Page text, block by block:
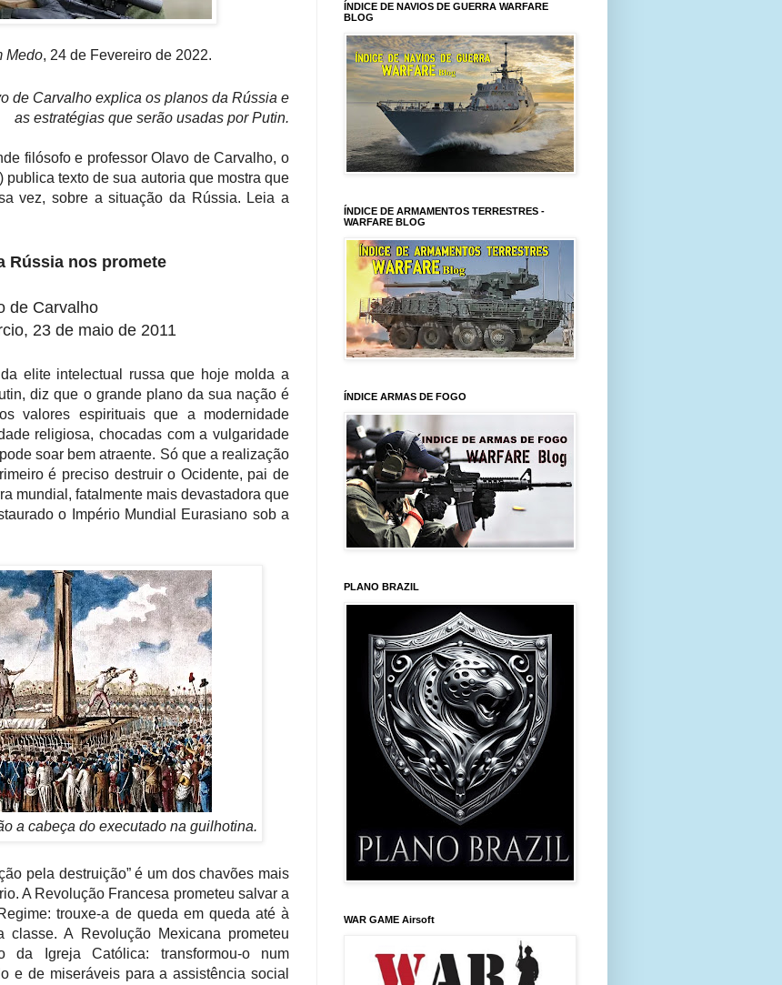
Medo, 24 de Fevereiro de 2022.
de Carvalho explica os planos da Rússia e
as estratégias que serão usadas por Putin.
filósofo e professor Olavo de Carvalho, o
publica texto de sua autoria que mostra que
vez, sobre a situação da Rússia. Leia a
Rússia nos promete
de Carvalho
23 de maio de 2011
elite intelectual russa que hoje molda a
diz que o grande plano da sua nação é
valores espirituais que a modernidade
religiosa, chocadas com a vulgaridade
soar bem atraente. Só que a realização
é preciso destruir o Ocidente, pai de
mundial, fatalmente mais devastadora que
o Império Mundial Eurasiano sob a
a cabeça do executado na guilhotina.
pela destruição” é um dos chavões mais
A Revolução Francesa prometeu salvar a
trouxe-a de queda em queda até à
A Revolução Mexicana prometeu
da Igreja Católica: transformou-o num
e de miseráveis para a assistência social
ÍNDICE DE NAVIOS DE GUERRA WARFARE
BLOG
ÍNDICE DE ARMAMENTOS TERRESTRES -
WARFARE BLOG
ÍNDICE ARMAS DE FOGO
PLANO BRAZIL
WAR GAME Airsoft